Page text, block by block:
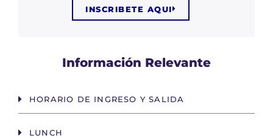
INSCRIBETE AQUI
Información Relevante
HORARIO DE INGRESO Y SALIDA
LUNCH